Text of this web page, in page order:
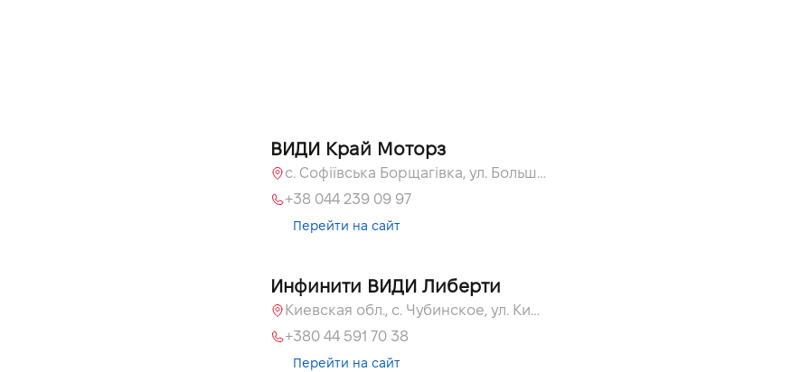
ВИДИ Край Моторз
с. Софіївська Борщагівка, ул. Большая Кольцевая, 60а
+38 044 239 09 97
Перейти на сайт
Инфинити ВИДИ Либерти
Киевская обл., c. Чубинское, ул. Киевская, 51
+380 44 591 70 38
Перейти на сайт